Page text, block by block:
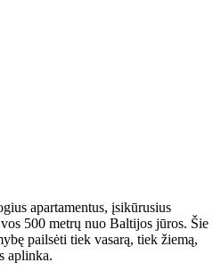
apartamentus, įsikūrusius
500 metrų nuo Baltijos jūros. Šie
pailsėti tiek vasarą, tiek žiemą,
aplinka.